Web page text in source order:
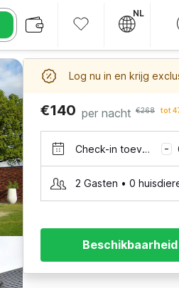
NL
Log nu in en krijg
€140 per nacht €268 tot
Check-in toevoegen –
2 Gasten • 0